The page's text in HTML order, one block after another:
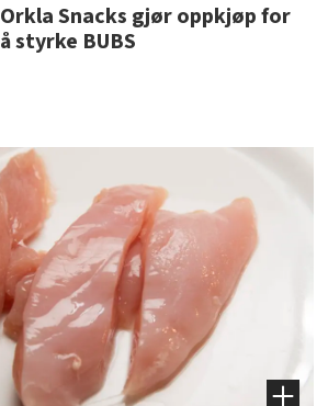
Orkla Snacks gjør oppkjøp for
å styrke BUBS